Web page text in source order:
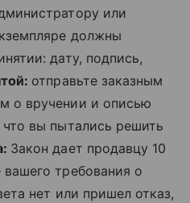
или
должны
дату, подпись,
отправьте заказным
о вручении и описью
вы пытались решить
Закон дает продавцу 10
требования о
нет или пришел отказ,